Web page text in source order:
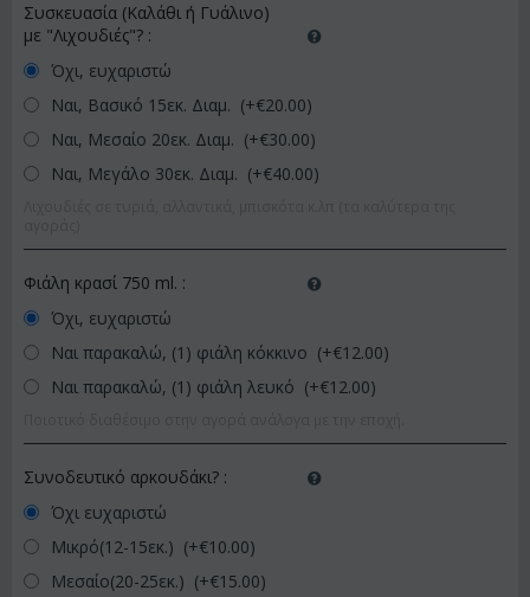
Συσκευασία (Καλάθι ή Γυάλινο)
με "Λιχουδιές"? :
Όχι, ευχαριστώ
Ναι, Βασικό 15εκ. Διαμ. (+€20.00)
Ναι, Μεσαίο 20εκ. Διαμ. (+€30.00)
Ναι, Μεγάλο 30εκ. Διαμ. (+€40.00)
Φιάλη κρασί 750 ml. :
Όχι, ευχαριστώ
Ναι παρακαλώ, (1) φιάλη κόκκινο (+€12.00)
Ναι παρακαλώ, (1) φιάλη λευκό (+€12.00)
Συνοδευτικό αρκουδάκι? :
Όχι ευχαριστώ
Μικρό(12-15εκ.) (+€10.00)
Μεσαίο(20-25εκ.) (+€15.00)